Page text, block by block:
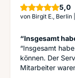
5,0
von Birgit E., Berlin
“Insgesamt
“Insgesamt
können. Der
Mitarbeiter